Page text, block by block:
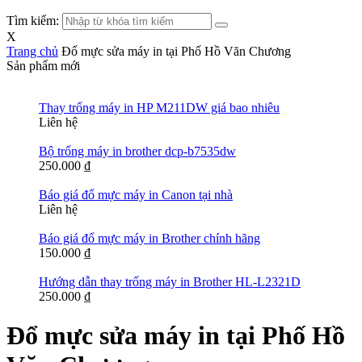
Tìm kiếm:
X
Trang chủ Đổ mực sửa máy in tại Phố Hồ Văn Chương
Sản phẩm mới
Thay trống máy in HP M211DW giá bao nhiêu
Liên hệ
Bộ trống máy in brother dcp-b7535dw
250.000 ₫
Báo giá đổ mực máy in Canon tại nhà
Liên hệ
Báo giá đổ mực máy in Brother chính hãng
150.000 ₫
Hướng dẫn thay trống máy in Brother HL-L2321D
250.000 ₫
Đổ mực sửa máy in tại Phố Hồ